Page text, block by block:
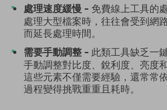
處理速度緩慢 - 免費線上工具的
處理大型檔案時，往往會受到網
而延長處理時間。
需要手動調整 - 此類工具缺乏一
手動調整對比度、銳利度、亮度
這些元素不僅需要經驗，還常常
過程變得挑戰重重且耗時。